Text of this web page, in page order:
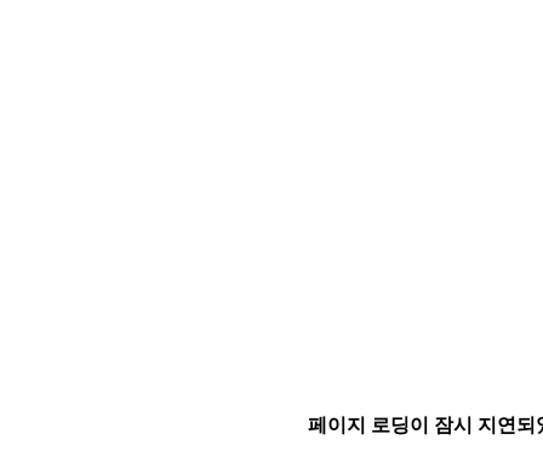
페이지 로딩이 잠시 지연